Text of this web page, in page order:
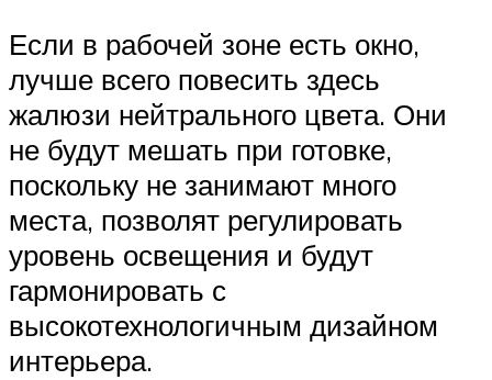
Если в рабочей зоне есть окно,
лучше всего повесить здесь
жалюзи нейтрального цвета. Они
не будут мешать при готовке,
поскольку не занимают много
места, позволят регулировать
уровень освещения и будут
гармонировать с
высокотехнологичным дизайном
интерьера.